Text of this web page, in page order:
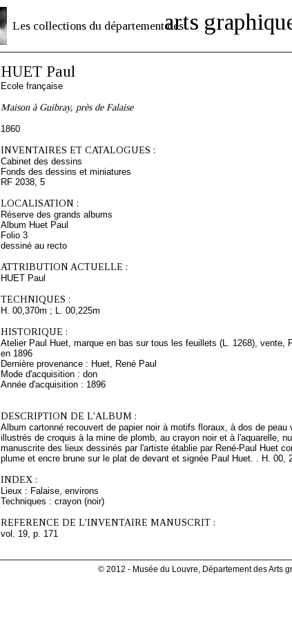
Les collections du département des
arts
HUET Paul
Ecole française
Maison à Guibray, près de Falaise
1860
INVENTAIRES ET CATALOGUES :
Cabinet des dessins
Fonds des dessins et miniatures
RF 2038, 5
LOCALISATION :
Réserve des grands albums
Album Huet Paul
Folio 3
dessiné au recto
ATTRIBUTION ACTUELLE :
HUET Paul
TECHNIQUES :
H. 00,370m ; L. 00,225m
HISTORIQUE :
Atelier Paul Huet, marque en bas sur tous les feuillets (L. 1268), vente,
en 1896
Dernière provenance : Huet, René Paul
Mode d'acquisition : don
Année d'acquisition : 1896
DESCRIPTION DE L'ALBUM :
Album cartonné recouvert de papier noir à motifs floraux, à dos de
illustrés de croquis à la mine de plomb, au crayon noir et à l'aquarelle,
manuscrite des lieux dessinés par l'artiste établie par René-Paul Huet
plume et encre brune sur le plat de devant et signée Paul Huet. . H. 00,
INDEX :
Lieux : Falaise, environs
Techniques : crayon (noir)
REFERENCE DE L'INVENTAIRE MANUSCRIT :
vol. 19, p. 171
© 2012 - Musée du Louvre, Département des Arts